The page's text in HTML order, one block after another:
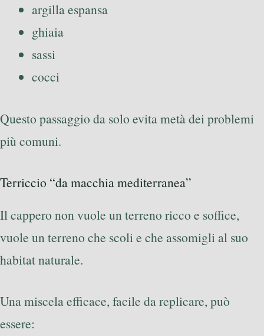
argilla espansa
ghiaia
sassi
cocci
Questo passaggio da solo evita metà dei problemi
più comuni.
Terriccio “da macchia mediterranea”
Il cappero non vuole un terreno ricco e soffice,
vuole un terreno che scoli e che assomigli al suo
habitat naturale.
Una miscela efficace, facile da replicare, può
essere: